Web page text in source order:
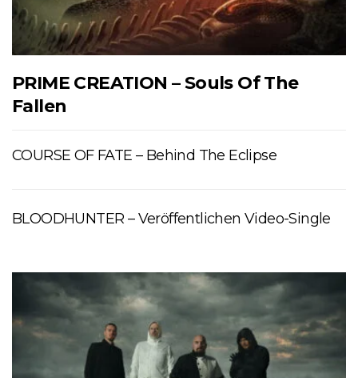
PRIME CREATION – Souls Of The
Fallen
COURSE OF FATE – Behind The Eclipse
BLOODHUNTER – Veröffentlichen Video-Single